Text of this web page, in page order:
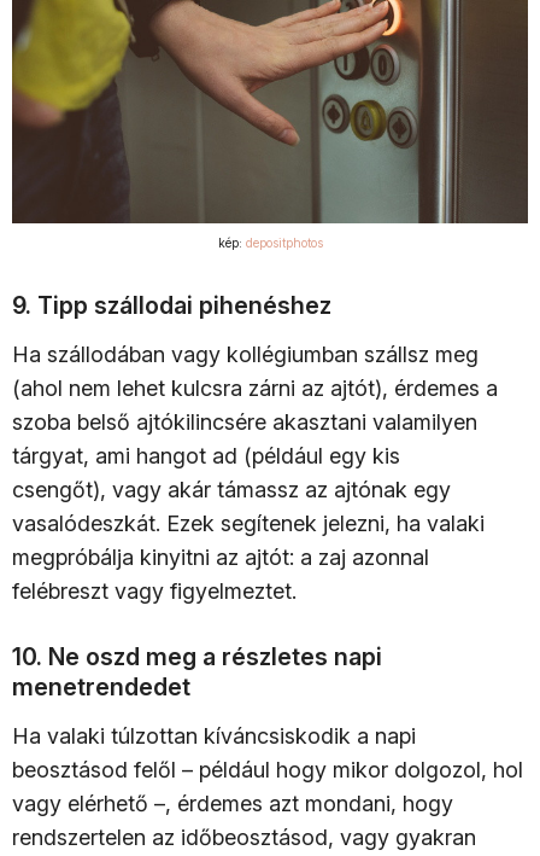
kép: depositphotos
9. Tipp szállodai pihenéshez
Ha szállodában vagy kollégiumban szállsz meg
(ahol nem lehet kulcsra zárni az ajtót), érdemes a
szoba belső ajtókilincsére akasztani valamilyen
tárgyat, ami hangot ad (például egy kis
csengőt), vagy akár támassz az ajtónak egy
vasalódeszkát. Ezek segítenek jelezni, ha valaki
megpróbálja kinyitni az ajtót: a zaj azonnal
felébreszt vagy figyelmeztet.
10. Ne oszd meg a részletes napi
menetrendedet
Ha valaki túlzottan kíváncsiskodik a napi
beosztásod felől – például hogy mikor dolgozol, hol
vagy elérhető –, érdemes azt mondani, hogy
rendszertelen az időbeosztásod, vagy gyakran